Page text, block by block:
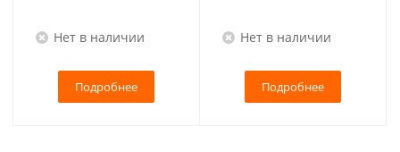
Нет в наличии
Подробнее
Нет в наличии
Подробнее